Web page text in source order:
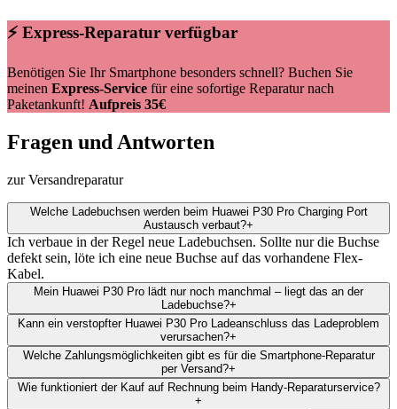
⚡ Express-Reparatur verfügbar
Benötigen Sie Ihr Smartphone besonders schnell? Buchen Sie
meinen Express-Service für eine sofortige Reparatur nach
Paketankunft! Aufpreis 35€
Fragen und Antworten
zur Versandreparatur
Welche Ladebuchsen werden beim Huawei P30 Pro Charging Port
Austausch verbaut?+
Ich verbaue in der Regel neue Ladebuchsen. Sollte nur die Buchse
defekt sein, löte ich eine neue Buchse auf das vorhandene Flex-
Kabel.
Mein Huawei P30 Pro lädt nur noch manchmal – liegt das an der
Ladebuchse?+
Kann ein verstopfter Huawei P30 Pro Ladeanschluss das Ladeproblem
verursachen?+
Welche Zahlungsmöglichkeiten gibt es für die Smartphone-Reparatur
per Versand?+
Wie funktioniert der Kauf auf Rechnung beim Handy-Reparaturservice?
+